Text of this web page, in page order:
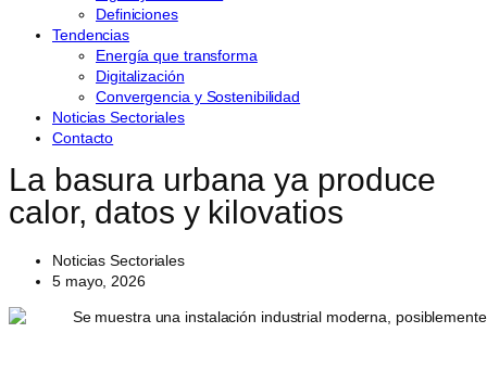
Definiciones
Tendencias
Energía que transforma
Digitalización
Convergencia y Sostenibilidad
Noticias Sectoriales
Contacto
La basura urbana ya produce
calor, datos y kilovatios
Noticias Sectoriales
5 mayo, 2026